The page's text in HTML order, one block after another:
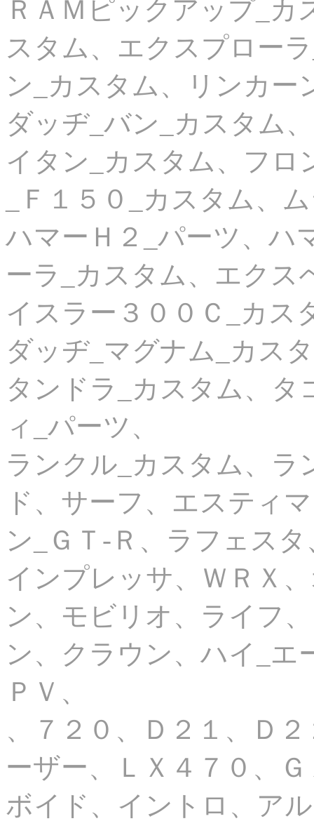
ＲＡＭピックアップ_
スタム、エクスプロー
ン_カスタム、リンカー
ダッヂ_バン_カスタム
イタン_カスタム、フロ
_Ｆ１５０_カスタム、
ハマーＨ２_パーツ、ハ
ーラ_カスタム、エクス
イスラー３００Ｃ_カス
ダッヂ_マグナム_カス
タンドラ_カスタム、
ィ_パーツ、
ランクル_カスタム、ラ
ド、サーフ、エスティ
ン_ＧＴ-Ｒ、ラフェス
インプレッサ、ＷＲＸ
ン、モビリオ、ライフ
ン、クラウン、ハイ_エ
ＰＶ、
、７２０、Ｄ２１、Ｄ
ーザー、ＬＸ４７０、
ボイド、イントロ、ア